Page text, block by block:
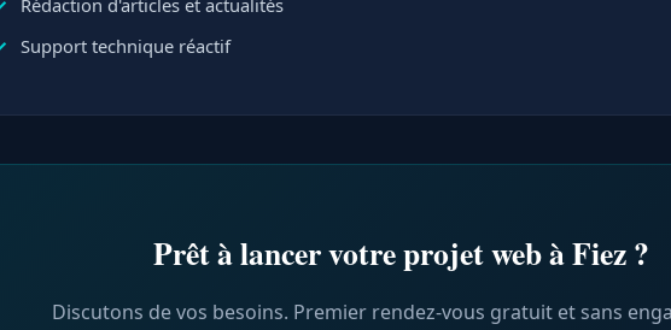
Rédaction d'articles et actualités
Support technique réactif
Prêt à lancer votre projet web à Fiez ?
Discutons de vos besoins. Premier rendez-vous gratuit et sans